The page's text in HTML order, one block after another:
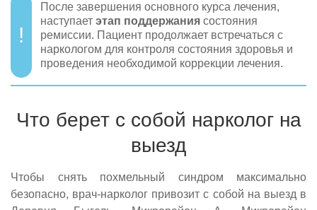
После завершения основного курса лечения,
наступает этап поддержания состояния
ремиссии. Пациент продолжает встречаться с
наркологом для контроля состояния здоровья и
проведения необходимой коррекции лечения.
Что берет с собой нарколог на
выезд
Чтобы снять похмельный синдром максимально
безопасно, врач-нарколог привозит с собой на выезд в